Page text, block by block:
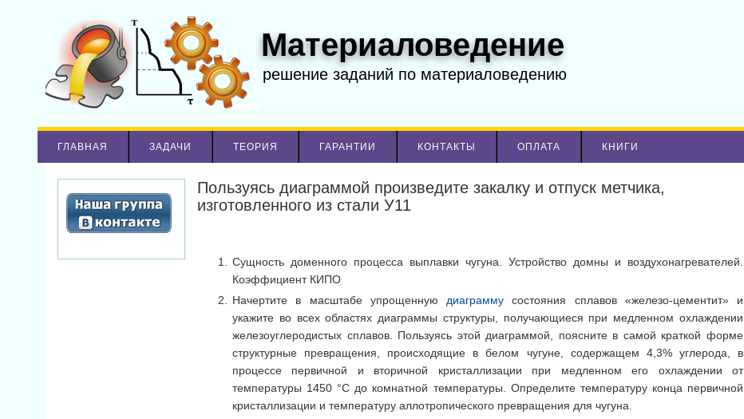
Материаловедение
решение заданий по материаловедению
ГЛАВНАЯ ЗАДАЧИ ТЕОРИЯ ГАРАНТИИ КОНТАКТЫ ОПЛАТА КНИГИ
Пользуясь диаграммой произведите закалку и отпуск метчика,
изготовленного из стали У11
Сущность доменного процесса выплавки чугуна. Устройство домны и воздухонагревателей.
Коэффициент КИПО
Начертите в масштабе упрощенную диаграмму состояния сплавов «железо-цементит» и
укажите во всех областях диаграммы структуры, получающиеся при медленном охлаждении
железоуглеродистых сплавов. Пользуясь этой диаграммой, поясните в самой краткой форме
структурные превращения, происходящие в белом чугуне, содержащем 4,3% углерода, в
процессе первичной и вторичной кристаллизации при медленном его охлаждении от
температуры 1450 °С до комнатной температуры. Определите температуру конца первичной
кристаллизации и температуру аллотропического превращения для чугуна.